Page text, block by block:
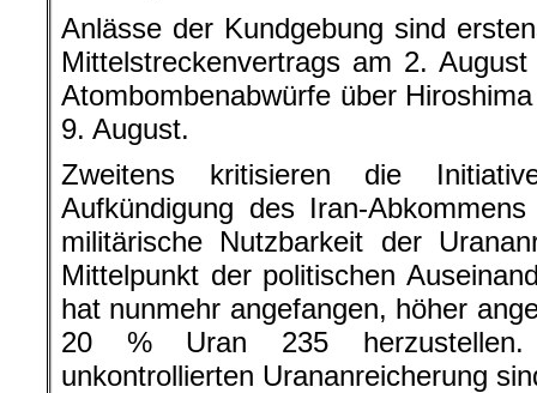
Anlässe der Kundgebung sind
Mittelstreckenvertrags am 2.
Atombombenabwürfe über
9. August.
Zweitens kritisieren die
Aufkündigung des Iran-
militärische Nutzbarkeit der
Mittelpunkt der politischen
hat nunmehr angefangen, höher
20 % Uran 235
unkontrollierten Urananreicherung